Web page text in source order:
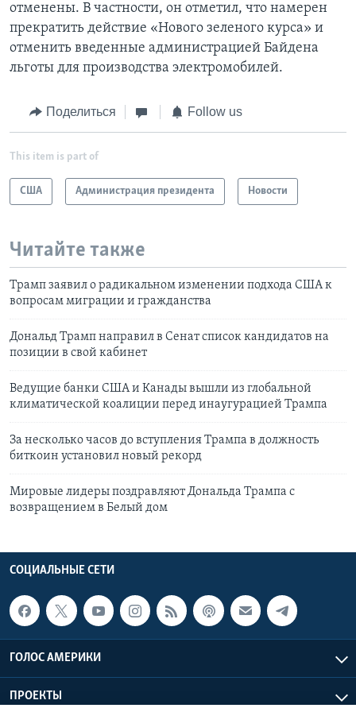
отменены. В частности, он отметил, что намерен
прекратить действие «Нового зеленого курса» и
отменить введенные администрацией Байдена
льготы для производства электромобилей.
Поделиться Follow us
This item is part of
США Администрация президента Новости
Читайте также
Трамп заявил о радикальном изменении подхода США к
вопросам миграции и гражданства
Дональд Трамп направил в Сенат список кандидатов на
позиции в свой кабинет
Ведущие банки США и Канады вышли из глобальной
климатической коалиции перед инаугурацией Трампа
За несколько часов до вступления Трампа в должность
биткоин установил новый рекорд
Мировые лидеры поздравляют Дональда Трампа с
возвращением в Белый дом
СОЦИАЛЬНЫЕ СЕТИ
ГОЛОС АМЕРИКИ
ПРОЕКТЫ